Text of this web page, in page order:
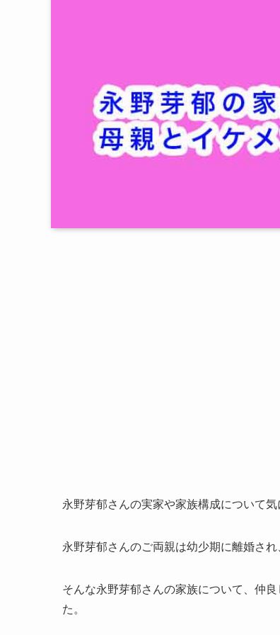
永野芽郁さんの実家や家族構成について気
永野芽郁さんのご両親は幼少期に離婚さ
そんな永野芽郁さんの家族について、仲
た。